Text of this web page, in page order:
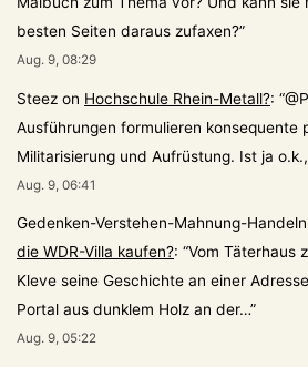
besten Seiten daraus zufaxen?”
Aug. 9, 08:29
Steez on Hochschule Rhein-Metall?: “
Ausführungen formulieren konsequente
Militarisierung und Aufrüstung. Ist ja
Aug. 9, 06:41
Gedenken-Verstehen-Mahnung-Handeln
die WDR-Villa kaufen?: “Vom Täterhaus
Kleve seine Geschichte an einer
Portal aus dunklem Holz an der…”
Aug. 9, 05:22